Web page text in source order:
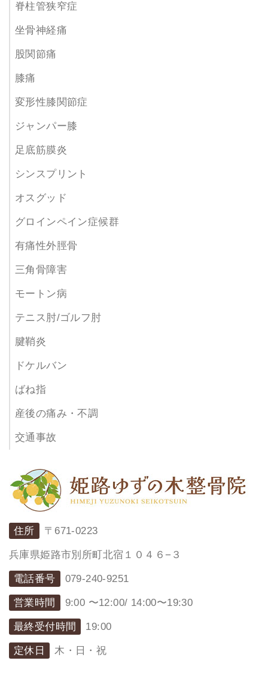
脊柱管狭窄症
坐骨神経痛
股関節痛
膝痛
変形性膝関節症
ジャンパー膝
足底筋膜炎
シンスプリント
オスグッド
グロインペイン症候群
有痛性外脛骨
三角骨障害
モートン病
テニス肘/ゴルフ肘
腱鞘炎
ドケルバン
ばね指
産後の痛み・不調
交通事故
住所 〒671-0223
兵庫県姫路市別所町北宿１０４６−３
電話番号 079-240-9251
営業時間 9:00 〜12:00/ 14:00〜19:30
最終受付時間 19:00
定休日 木・日・祝